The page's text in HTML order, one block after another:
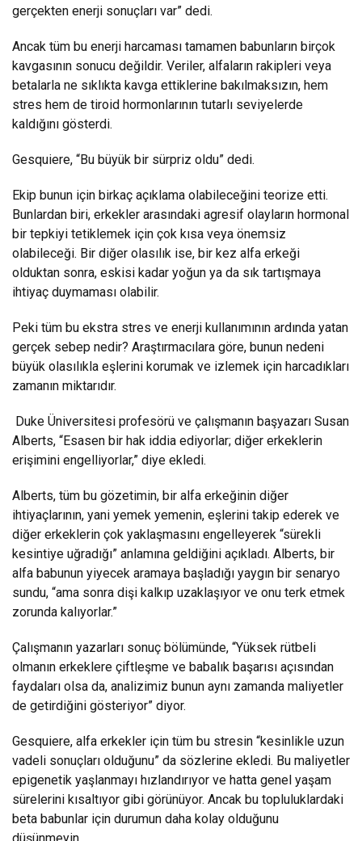
gerçekten enerji sonuçları var” dedi.
Ancak tüm bu enerji harcaması tamamen babunların birçok
kavgasının sonucu değildir. Veriler, alfaların rakipleri veya
betalarla ne sıklıkta kavga ettiklerine bakılmaksızın, hem
stres hem de tiroid hormonlarının tutarlı seviyelerde
kaldığını gösterdi.
Gesquiere, “Bu büyük bir sürpriz oldu” dedi.
Ekip bunun için birkaç açıklama olabileceğini teorize etti.
Bunlardan biri, erkekler arasındaki agresif olayların hormonal
bir tepkiyi tetiklemek için çok kısa veya önemsiz
olabileceği. Bir diğer olasılık ise, bir kez alfa erkeği
olduktan sonra, eskisi kadar yoğun ya da sık tartışmaya
ihtiyaç duymaması olabilir.
Peki tüm bu ekstra stres ve enerji kullanımının ardında yatan
gerçek sebep nedir? Araştırmacılara göre, bunun nedeni
büyük olasılıkla eşlerini korumak ve izlemek için harcadıkları
zamanın miktarıdır.
Duke Üniversitesi profesörü ve çalışmanın başyazarı Susan
Alberts, “Esasen bir hak iddia ediyorlar; diğer erkeklerin
erişimini engelliyorlar,” diye ekledi.
Alberts, tüm bu gözetimin, bir alfa erkeğinin diğer
ihtiyaçlarının, yani yemek yemenin, eşlerini takip ederek ve
diğer erkeklerin çok yaklaşmasını engelleyerek “sürekli
kesintiye uğradığı” anlamına geldiğini açıkladı. Alberts, bir
alfa babunun yiyecek aramaya başladığı yaygın bir senaryo
sundu, “ama sonra dişi kalkıp uzaklaşıyor ve onu terk etmek
zorunda kalıyorlar.”
Çalışmanın yazarları sonuç bölümünde, “Yüksek rütbeli
olmanın erkeklere çiftleşme ve babalık başarısı açısından
faydaları olsa da, analizimiz bunun aynı zamanda maliyetler
de getirdiğini gösteriyor” diyor.
Gesquiere, alfa erkekler için tüm bu stresin “kesinlikle uzun
vadeli sonuçları olduğunu” da sözlerine ekledi. Bu maliyetler
epigenetik yaşlanmayı hızlandırıyor ve hatta genel yaşam
sürelerini kısaltıyor gibi görünüyor. Ancak bu topluluklardaki
beta babunlar için durumun daha kolay olduğunu